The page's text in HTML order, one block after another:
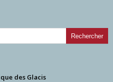
des Glacis